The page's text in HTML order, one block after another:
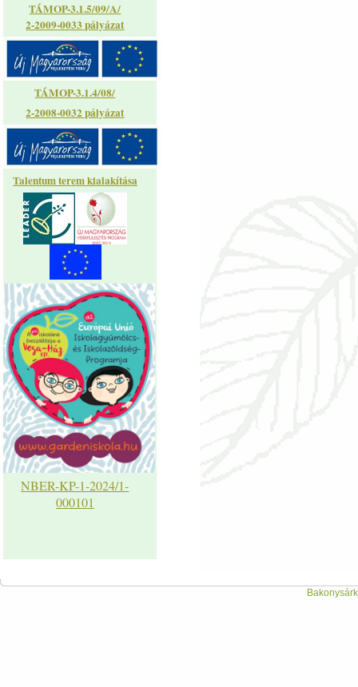
TÁMOP-3.1.5/09/A/
2-2009-0033 pályázat
TÁMOP-3.1.4/08/
2-2008-0032 pályázat
Talentum terem kialakítása
NBER-KP-1-2024/1-
000101